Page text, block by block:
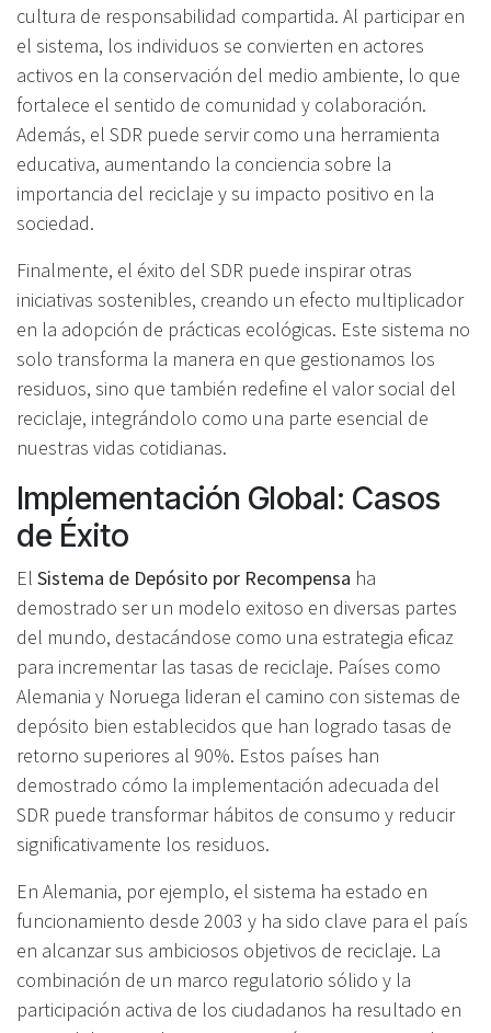
cultura de responsabilidad compartida. Al participar en
el sistema, los individuos se convierten en actores
activos en la conservación del medio ambiente, lo que
fortalece el sentido de comunidad y colaboración.
Además, el SDR puede servir como una herramienta
educativa, aumentando la conciencia sobre la
importancia del reciclaje y su impacto positivo en la
sociedad.
Finalmente, el éxito del SDR puede inspirar otras
iniciativas sostenibles, creando un efecto multiplicador
en la adopción de prácticas ecológicas. Este sistema no
solo transforma la manera en que gestionamos los
residuos, sino que también redefine el valor social del
reciclaje, integrándolo como una parte esencial de
nuestras vidas cotidianas.
Implementación Global: Casos
de Éxito
El Sistema de Depósito por Recompensa ha
demostrado ser un modelo exitoso en diversas partes
del mundo, destacándose como una estrategia eficaz
para incrementar las tasas de reciclaje. Países como
Alemania y Noruega lideran el camino con sistemas de
depósito bien establecidos que han logrado tasas de
retorno superiores al 90%. Estos países han
demostrado cómo la implementación adecuada del
SDR puede transformar hábitos de consumo y reducir
significativamente los residuos.
En Alemania, por ejemplo, el sistema ha estado en
funcionamiento desde 2003 y ha sido clave para el país
en alcanzar sus ambiciosos objetivos de reciclaje. La
combinación de un marco regulatorio sólido y la
participación activa de los ciudadanos ha resultado en